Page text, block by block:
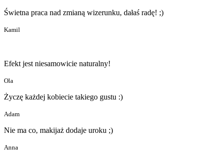
Świetna praca nad zmianą wizerunku, dałaś radę! ;)
Kamil
Efekt jest niesamowicie naturalny!
Ola
Życzę każdej kobiecie takiego gustu :)
Adam
Nie ma co, makijaż dodaje uroku ;)
Anna